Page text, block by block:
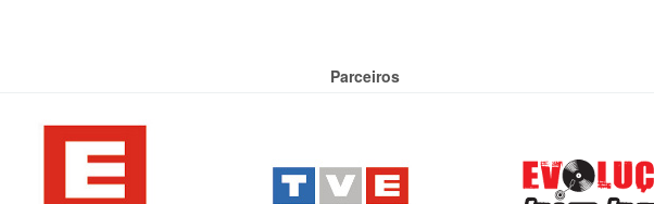
Parceiros